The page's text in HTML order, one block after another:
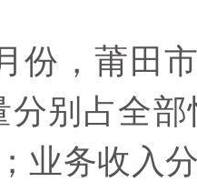
份，莆田
分别占全
；业务收入